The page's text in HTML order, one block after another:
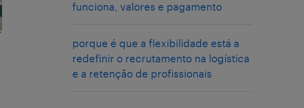
funciona, valores e pagamento
porque é que a flexibilidade está a
redefinir o recrutamento na logística
e a retenção de profissionais